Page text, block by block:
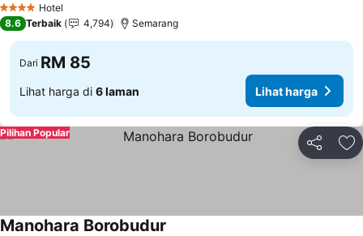
4 BintangHotel
8.6 Terbaik 4,794 Semarang
Dari RM 85
Lihat harga di 6 laman Lihat harga
Kongsi
Pilihan Popular
Manohara Borobudur